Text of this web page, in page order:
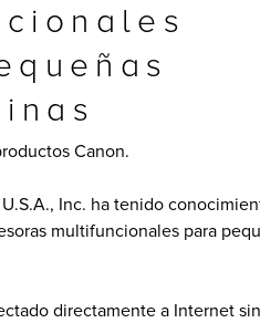
Canon.
Inc. ha tenido
multifuncionales para
directamente a Internet